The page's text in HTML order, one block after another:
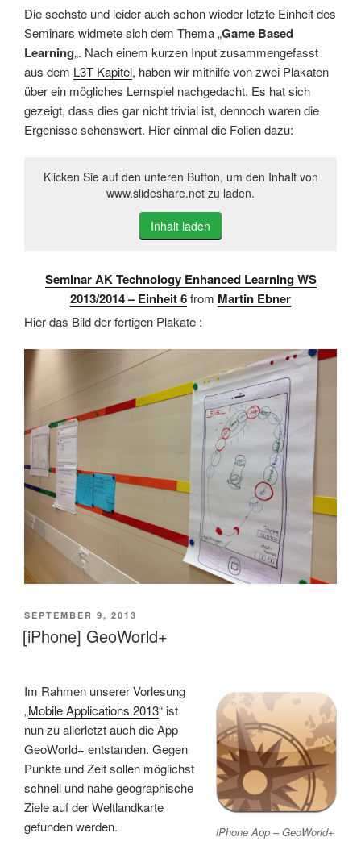
Die sechste und leider auch schon wieder letzte Einheit des
Seminars widmete sich dem Thema „Game Based
Learning„. Nach einem kurzen Input zusammengefasst
aus dem L3T Kapitel, haben wir mithilfe von zwei Plakaten
über ein mögliches Lernspiel nachgedacht. Es hat sich
gezeigt, dass dies gar nicht trivial ist, dennoch waren die
Ergenisse sehenswert. Hier einmal die Folien dazu:
Klicken Sie auf den unteren Button, um den Inhalt von
www.slideshare.net zu laden.
Inhalt laden
Seminar AK Technology Enhanced Learning WS
2013/2014 – Einheit 6from Martin Ebner
Hier das Bild der fertigen Plakate :
VERÖFFENTLICHT
AM
SEPTEMBER 9, 2013
[iPhone] GeoWorld+
iPhone App – GeoWorld+
Im Rahmen unserer Vorlesung
„Mobile Applications 2013“ ist
nun zu allerletzt auch die App
GeoWorld+ entstanden. Gegen
Punkte und Zeit sollen möglichst
schnell und nahe geographische
Ziele auf der Weltlandkarte
gefunden werden.